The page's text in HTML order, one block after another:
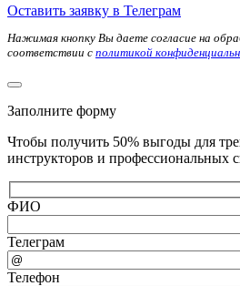
Оставить заявку в Телеграм
Нажимая кнопку Вы даете согласие на
соответствии с политикой
Заполните форму
Чтобы получить 50% выгоды для
инструкторов и профессиональных
ФИО
Телеграм
Телефон